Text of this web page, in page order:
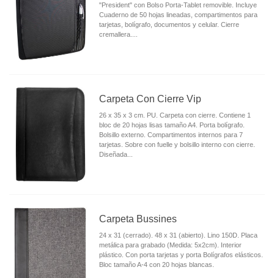
"President" con Bolso Porta-Tablet removible. Incluye
Cuaderno de 50 hojas lineadas, compartimentos para
tarjetas, bolígrafo, documentos y celular. Cierre
cremallera....
Carpeta Con Cierre Vip
26 x 35 x 3 cm. PU. Carpeta con cierre. Contiene 1
bloc de 20 hojas lisas tamaño A4. Porta bolígrafo.
Bolsillo externo. Compartimentos internos para 7
tarjetas. Sobre con fuelle y bolsillo interno con cierre.
Diseñada...
Carpeta Bussines
24 x 31 (cerrado). 48 x 31 (abierto). Lino 150D. Placa
metálica para grabado (Medida: 5x2cm). Interior
plástico. Con porta tarjetas y porta Bolígrafos elásticos.
Bloc tamaño A-4 con 20 hojas blancas.